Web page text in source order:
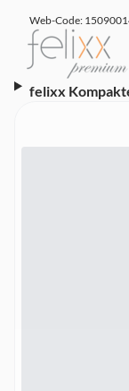
Web-Code:
felixx